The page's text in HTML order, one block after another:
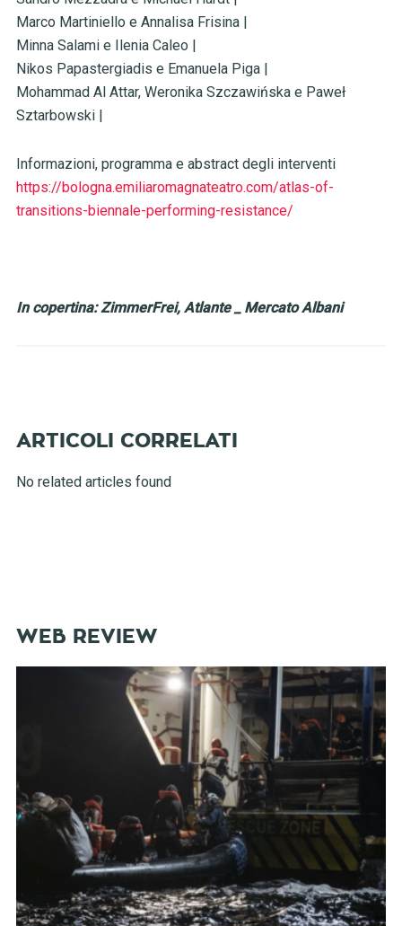
Marco Martiniello e Annalisa Frisina |
Minna Salami e Ilenia Caleo |
Nikos Papastergiadis e Emanuela Piga |
Mohammad Al Attar, Weronika Szczawińska e Paweł
Sztarbowski |
Informazioni, programma e abstract degli interventi
https://bologna.emiliaromagnateatro.com/atlas-of-
transitions-biennale-performing-resistance/
In copertina: ZimmerFrei, Atlante _ Mercato Albani
No related articles found
WEB REVIEW